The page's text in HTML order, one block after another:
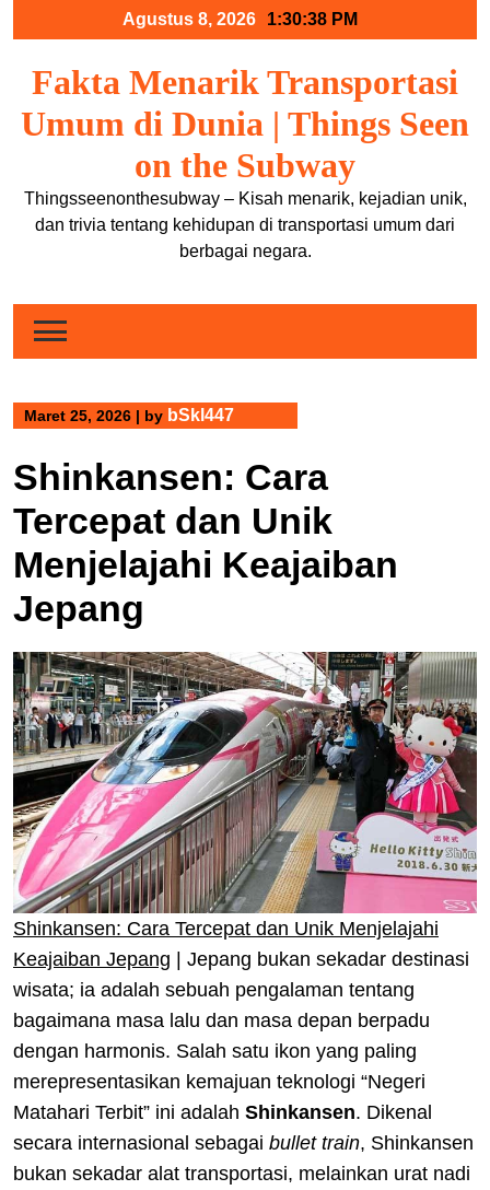
Agustus 8, 2026 1:30:39 PM
Fakta Menarik Transportasi
Umum di Dunia | Things Seen
on the Subway
Thingsseenonthesubway – Kisah menarik, kejadian unik,
dan trivia tentang kehidupan di transportasi umum dari
berbagai negara.
Maret 25, 2026 | by bSkl447
Shinkansen: Cara
Tercepat dan Unik
Menjelajahi Keajaiban
Jepang
Shinkansen: Cara Tercepat dan Unik Menjelajahi
Keajaiban Jepang | Jepang bukan sekadar destinasi
wisata; ia adalah sebuah pengalaman tentang
bagaimana masa lalu dan masa depan berpadu
dengan harmonis. Salah satu ikon yang paling
merepresentasikan kemajuan teknologi “Negeri
Matahari Terbit” ini adalah Shinkansen. Dikenal
secara internasional sebagai bullet train, Shinkansen
bukan sekadar alat transportasi, melainkan urat nadi